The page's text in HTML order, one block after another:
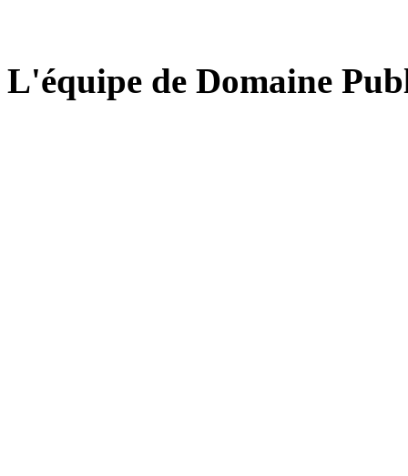
L'équipe de Domaine